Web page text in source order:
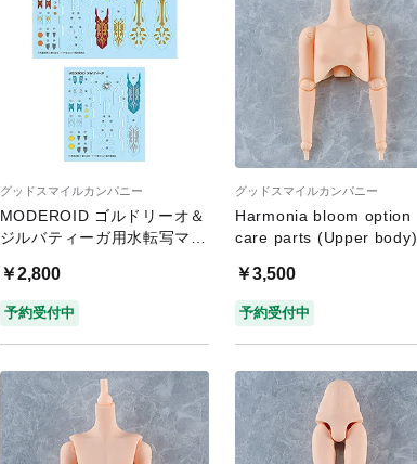
グッドスマイルカンパニー
MODEROID ゴルドリーオ＆
ジルバティーガ用水転写マー
￥2,800
予約受付中
グッドスマイルカンパニー
Harmonia bloom option
care parts (Upper body)
￥3,500
予約受付中